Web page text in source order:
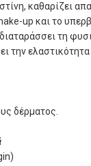
καθαρίζει
up και το
τη
την
δέρματος.